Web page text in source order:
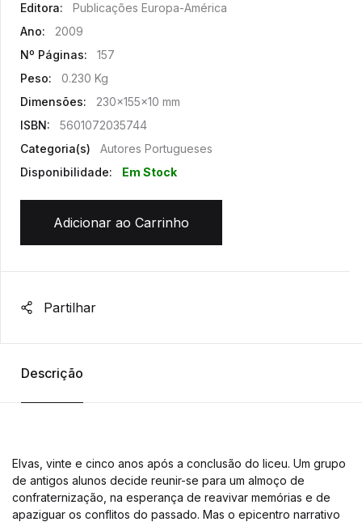
Editora:
Publicações Europa-América
Ano:
2009
Nº Páginas:
157
Peso:
0.230 Kg
Dimensões:
230x155x10 mm
ISBN:
5601072035744
Categoria(s)
Autores Portugueses
Disponibilidade:
Em Stock
Adicionar ao Carrinho
Partilhar
Descrição
Elvas, vinte e cinco anos após a conclusão do liceu. Um grupo
de antigos alunos decide reunir-se para um almoço de
confraternização, na esperança de reavivar memórias e de
apaziguar os conflitos do passado. Mas o epicentro narrativo